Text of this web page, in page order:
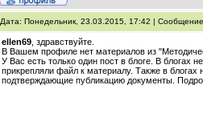
Дата: Понедельник, 23.03.2015, 17:42 |
ellen69 , здравствуйте.
В Вашем профиле нет материалов из
У Вас есть только один пост в блоге. В блогах
прикрепляли файл к материалу. Также в
подтверждающие публикацию документы.